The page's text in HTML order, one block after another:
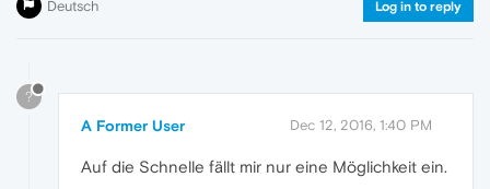
Deutsch Log in to reply
?
A Former User Dec 12, 2016, 1:40 PM
Auf die Schnelle fällt mir nur eine Möglichkeit ein.